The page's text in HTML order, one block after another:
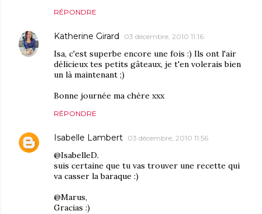
RÉPONDRE
Katherine Girard 03 décembre, 2010 11:16
Isa, c'est superbe encore une fois :) Ils ont l'air
délicieux tes petits gâteaux, je t'en volerais bien
un là maintenant ;)
Bonne journée ma chère xxx
RÉPONDRE
Isabelle Lambert 03 décembre, 2010 11:56
@IsabelleD.
suis certaine que tu vas trouver une recette qui
va casser la baraque :)
@Marus,
Gracias :)